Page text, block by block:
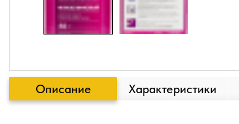
Описание Характеристики